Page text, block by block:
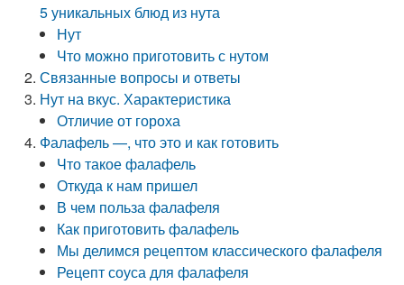
5 уникальных блюд из нута
Нут
Что можно приготовить с нутом
Связанные вопросы и ответы
Нут на вкус. Характеристика
Отличие от гороха
Фалафель —, что это и как готовить
Что такое фалафель
Откуда к нам пришел
В чем польза фалафеля
Как приготовить фалафель
Мы делимся рецептом классического фалафеля
Рецепт соуса для фалафеля